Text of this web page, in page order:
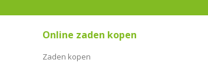
Online zaden kopen
Zaden kopen